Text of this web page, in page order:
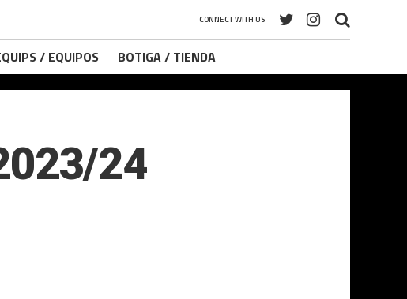
CONNECT WITH US
/ EQUIPOS BOTIGA / TIENDA
24